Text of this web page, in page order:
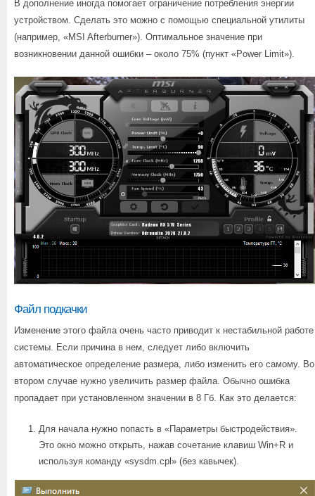
В дополнение иногда помогает ограничение потребления энергии
устройством. Сделать это можно с помощью специальной утилиты
(например, «MSI Afterburner»). Оптимальное значение при
возникновении данной ошибки – около 75% (пункт «Power Limit»).
Файл подкачки
Изменение этого файла очень часто приводит к нестабильной работе
системы. Если причина в нем, следует либо включить
автоматическое определение размера, либо изменить его самому. Во
втором случае нужно увеличить размер файла. Обычно ошибка
пропадает при установленном значении в 8 Гб. Как это делается:
Для начала нужно попасть в «Параметры быстродействия».
Это окно можно открыть, нажав сочетание клавиш Win+R и
используя команду «sysdm.cpl» (без кавычек).